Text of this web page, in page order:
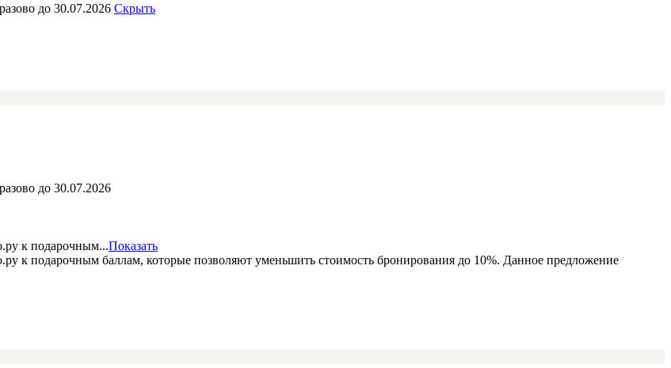
до 30.07.2026 Скрыть
до 30.07.2026
к подарочным...Показать
к подарочным баллам, которые позволяют уменьшить стоимость бронирования до 10%. Данное предложение